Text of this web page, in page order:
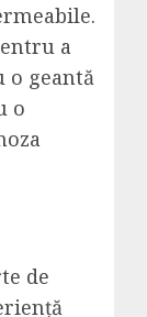
a
o geantă
o
de